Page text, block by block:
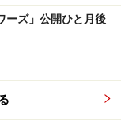
ーズ」公開ひと月後